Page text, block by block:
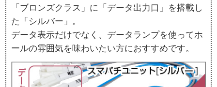
「ブロンズクラス」に「データ出力口」を搭載し
た「シルバー」。
データ表示だけでなく、データランプを使ってホ
ールの雰囲気を味わいたい方におすすめです。